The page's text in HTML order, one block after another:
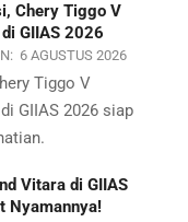
Chery Tiggo V
GIIAS 2026
6 AGUSTUS 2026
Tiggo V
GIIAS 2026 siap
Vitara di GIIAS
Nyamannya!